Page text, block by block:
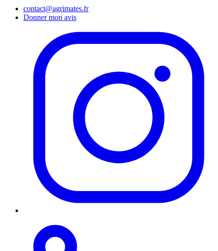
contact@agrimates.fr
Donner mon avis